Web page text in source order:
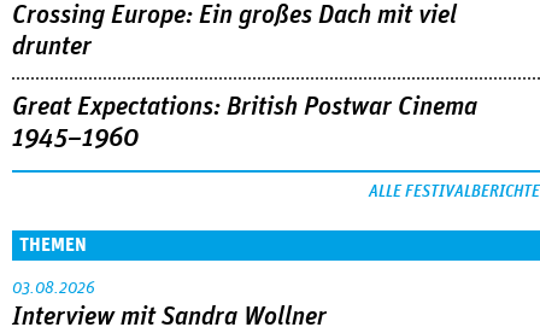
Crossing Europe: Ein großes Dach mit viel
drunter
Great Expectations: British Postwar Cinema
1945–1960
ALLE FESTIVALBERICHTE
THEMEN
03.08.2026
Interview mit Sandra Wollner